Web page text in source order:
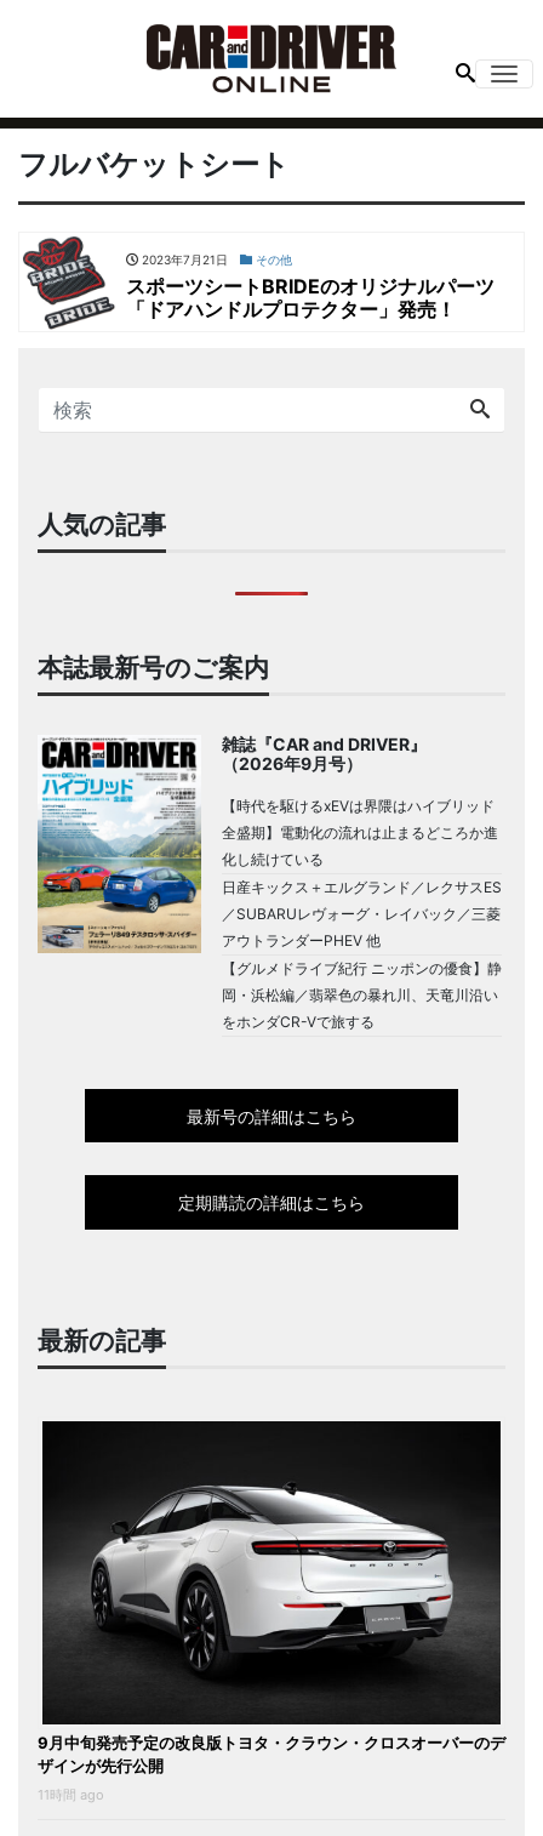
フルバケットシート
2023年7月21日 その他
スポーツシートBRIDEのオリジナルパーツ
「ドアハンドルプロテクター」発売！
人気の記事
本誌最新号のご案内
雑誌『CAR and DRIVER』
（2026年9月号）
【時代を駆けるxEVは界隈はハイブリッド
全盛期】電動化の流れは止まるどころか進
化し続けている
日産キックス＋エルグランド／レクサスES
／SUBARUレヴォーグ・レイバック／三菱
アウトランダーPHEV 他
【グルメドライブ紀行 ニッポンの優食】静
岡・浜松編／翡翠色の暴れ川、天竜川沿い
をホンダCR-Vで旅する
最新号の詳細はこちら
定期購読の詳細はこちら
最新の記事
9月中旬発売予定の改良版トヨタ・クラウン・クロスオーバーのデ
ザインが先行公開
11時間 ago